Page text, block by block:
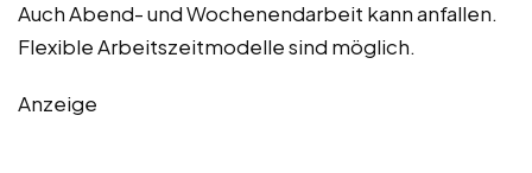
Auch Abend- und Wochenendarbeit kann anfallen.
Flexible Arbeitszeitmodelle sind möglich.
Anzeige